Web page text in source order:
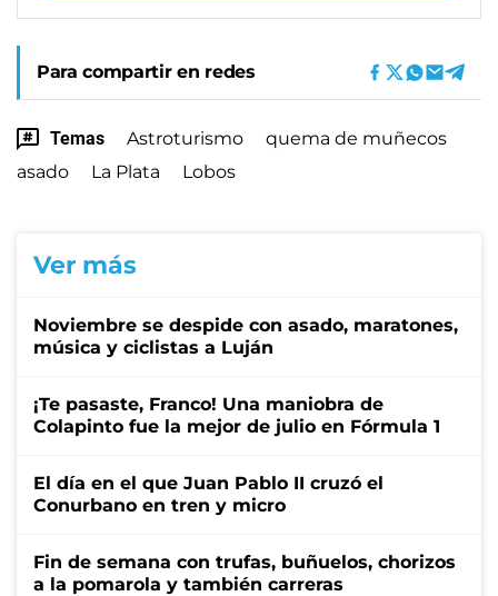
Para compartir en redes
Temas Astroturismo
quema de muñecos
asado
La Plata Lobos
Ver más
Noviembre se despide con asado, maratones,
música y ciclistas a Luján
¡Te pasaste, Franco! Una maniobra de
Colapinto fue la mejor de julio en Fórmula 1
El día en el que Juan Pablo II cruzó el
Conurbano en tren y micro
Fin de semana con trufas, buñuelos, chorizos
a la pomarola y también carreras